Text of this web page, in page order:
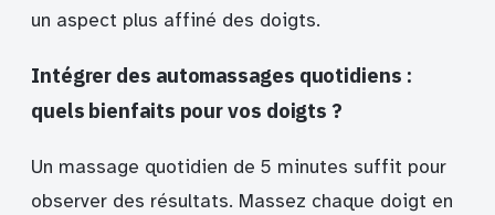
un aspect plus affiné des doigts.
Intégrer des automassages quotidiens :
quels bienfaits pour vos doigts ?
Un massage quotidien de 5 minutes suffit pour
observer des résultats. Massez chaque doigt en